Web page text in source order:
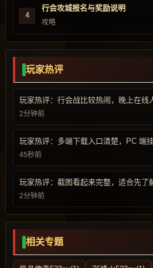
4
行会攻城报名与奖励说明
攻略
玩家热评
玩家热评：行会战比较热闹，晚上在线
2分钟前
玩家热评：多端下载入口清楚，PC 端挂
45秒前
玩家热评：截图看起来完整，适合先了
2分钟前
相关专题